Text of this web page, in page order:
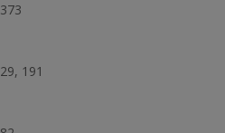
373
29, 191